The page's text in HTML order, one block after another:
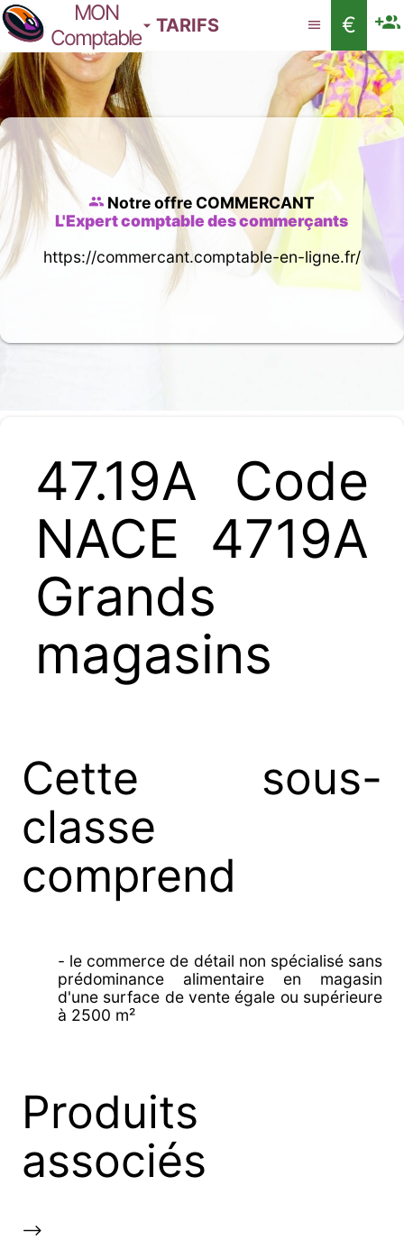
MON
Comptable
TARIFS €
Notre offre COMMERCANT
L'Expert comptable des commerçants
https://commercant.comptable-en-ligne.fr/
47.19A Code
NACE 4719A
Grands
magasins
Cette sous-
classe
comprend
- le commerce de détail non spécialisé sans
prédominance alimentaire en magasin
d'une surface de vente égale ou supérieure
à 2500 m²
Produits
associés
-->